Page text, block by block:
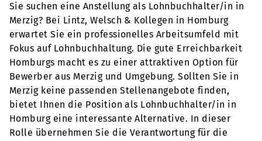
Sie suchen eine Anstellung als Lohnbuchhalter/in in
Merzig? Bei Lintz, Welsch & Kollegen in Homburg
erwartet Sie ein professionelles Arbeitsumfeld mit
Fokus auf Lohnbuchhaltung. Die gute Erreichbarkeit
Homburgs macht es zu einer attraktiven Option für
Bewerber aus Merzig und Umgebung. Sollten Sie in
Merzig keine passenden Stellenangebote finden,
bietet Ihnen die Position als Lohnbuchhalter/in in
Homburg eine interessante Alternative. In dieser
Rolle übernehmen Sie die Verantwortung für die